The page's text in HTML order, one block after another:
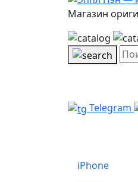
Магазин
Telegram
iPhone